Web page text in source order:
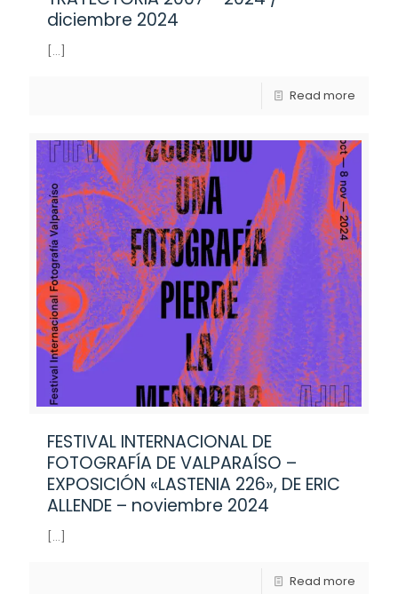
diciembre 2024
[…]
Read more
FESTIVAL INTERNACIONAL DE
FOTOGRAFÍA DE VALPARAÍSO –
EXPOSICIÓN «LASTENIA 226», DE ERIC
ALLENDE – noviembre 2024
[…]
Read more